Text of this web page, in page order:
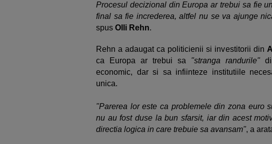
Procesul decizional din Europa ar trebui sa fie
final sa fie increderea, altfel nu se va ajunge
spus Olli Rehn.
Rehn a adaugat ca politicienii si investitorii din
ca Europa ar trebui sa "stranga randurile"
economic, dar si sa infiinteze institutiile
unica.
"Parerea lor este ca problemele din zona euro
nu au fost duse la bun sfarsit, iar din acest
directia logica in care trebuie sa avansam", a